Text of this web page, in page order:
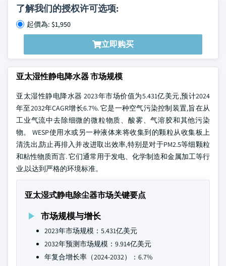
了解我们的授权许可选项:
起價為: $1,950
立即购买
亚太湿性静电降水器 市场规模
亚太湿性静电降水器 2023年市场价值为5.431亿美元,预计2024
年至2032年CAGR增长6.7%. 它是一种空气污染控制装置,旨在从
工业气流中去除细微的微粒物质、酸雾、气溶胶和其他污染
物。 WESP使用水或另一种液体来将收集到的颗粒从收集板上
清洗出,防止再排入并改进取出效率,特别是对于PM2.5等细颗粒
和粘性物质而言. 它们通常用于发电、化学制造和金属加工等行
业,以达到严格的环境标准。
亚太湿式静电除尘器市场关键要点
市场规模与增长
2023年市场规模：5.431亿美元
2032年预测市场规模：9.914亿美元
年复合增长率（2024-2032）：6.7%